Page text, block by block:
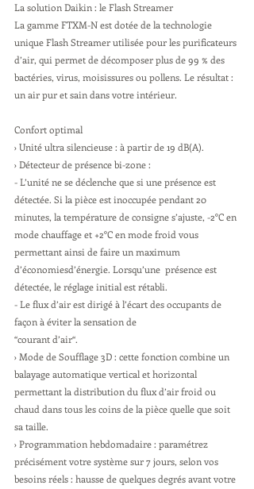
La solution Daikin : le Flash Streamer
La gamme FTXM-N est dotée de la technologie
unique Flash Streamer utilisée pour les purificateurs
d’air, qui permet de décomposer plus de 99 % des
bactéries, virus, moisissures ou pollens. Le résultat :
un air pur et sain dans votre intérieur.
Confort optimal
› Unité ultra silencieuse : à partir de 19 dB(A).
› Détecteur de présence bi-zone :
- L’unité ne se déclenche que si une présence est
détectée. Si la pièce est inoccupée pendant 20
minutes, la température de consigne s’ajuste, -2°C en
mode chauffage et +2°C en mode froid vous
permettant ainsi de faire un maximum
d’économiesd’énergie. Lorsqu’une  présence est
détectée, le réglage initial est rétabli.
- Le flux d’air est dirigé à l’écart des occupants de
façon à éviter la sensation de
“courant d’air“.
› Mode de Soufflage 3D : cette fonction combine un
balayage automatique vertical et horizontal
permettant la distribution du flux d’air froid ou
chaud dans tous les coins de la pièce quelle que soit
sa taille.
› Programmation hebdomadaire : paramétrez
précisément votre système sur 7 jours, selon vos
besoins réels : hausse de quelques degrés avant votre